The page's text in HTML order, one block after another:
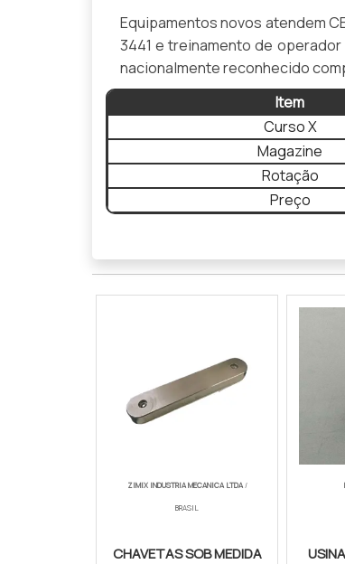
Equipamentos novos atendem
3441 e treinamento de
nacionalmente reconhecido
Item
Curso X
Magazine
Rotação
Preço
ZIMIX INDUSTRIA MECANICA LTDA/
BRASIL
CHAVETAS SOB MEDIDA